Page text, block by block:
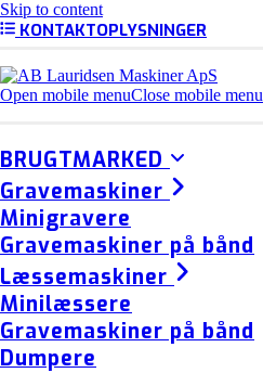
Skip to content
KONTAKTOPLYSNINGER
Open mobile menuClose mobile menu
BRUGTMARKED
Gravemaskiner
Minigravere
Gravemaskiner på bånd
Læssemaskiner
Minilæssere
Gravemaskiner på bånd
Dumpere